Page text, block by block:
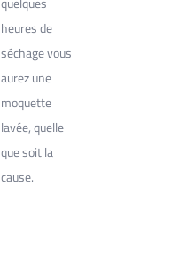
heures de
séchage vous
aurez une
moquette
lavée, quelle
que soit la
cause.